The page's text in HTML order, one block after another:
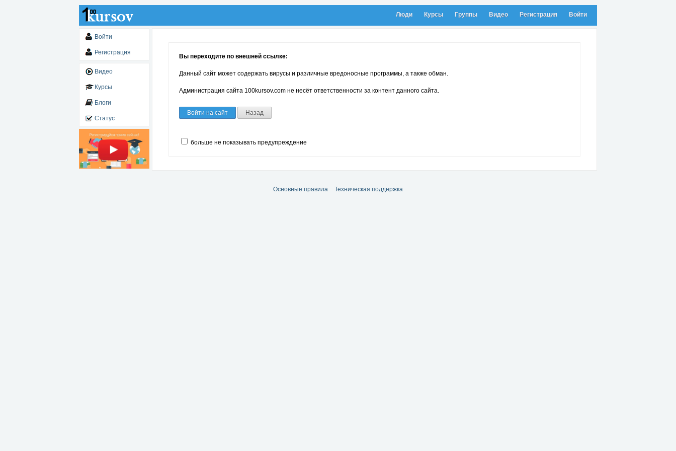
Люди Курсы Группы Видео Регистрация Войти
Войти
Регистрация
Видео
Курсы
Блоги
Статус
Вы переходите по внешней ссылке:
Данный сайт может содержать вирусы и различные вредоносные программы, а также обман.
Администрация сайта 100kursov.com не несёт ответственности за контент данного сайта.
Войти на сайт Назад
больше не показывать предупреждение
Основные правила Техническая поддержка